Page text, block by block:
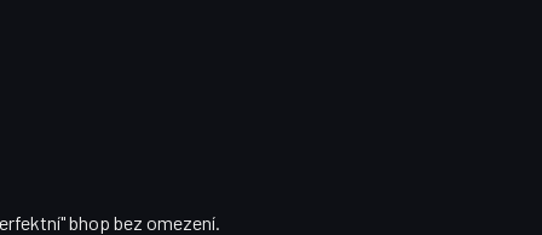
bhop bez omezení.